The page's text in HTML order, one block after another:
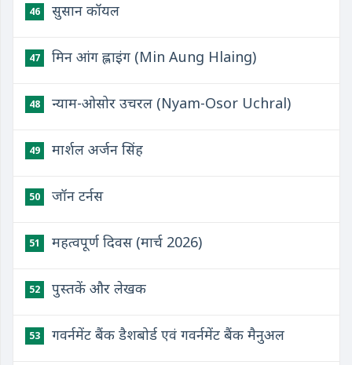
46 सुसान कॉयल
47 मिन आंग ह्लाइंग (Min Aung Hlaing)
48 न्याम-ओसोर उचरल (Nyam-Osor Uchral)
49 मार्शल अर्जन सिंह
50 जॉन टर्नस
51 महत्वपूर्ण दिवस (मार्च 2026)
52 पुस्तकें और लेखक
53 गवर्नमेंट बैंक डैशबोर्ड एवं गवर्नमेंट बैंक मैनुअल